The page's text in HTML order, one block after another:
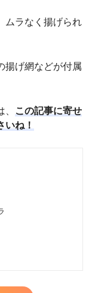
ムラなく揚げられ
揚げ網などが付属
この記事に寄せ
ね！